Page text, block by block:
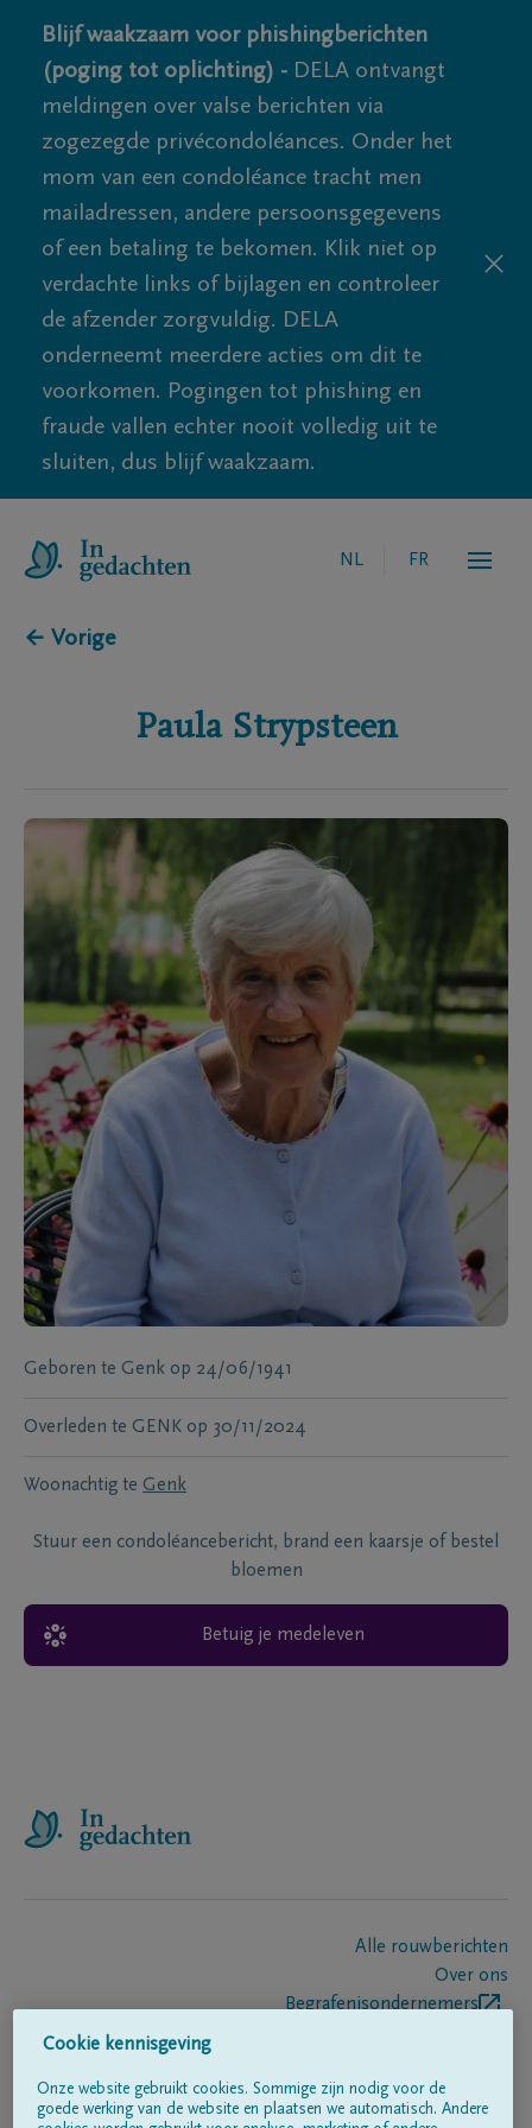
Blijf waakzaam voor phishingberichten
(poging tot oplichting) - DELA ontvangt
meldingen over valse berichten via
zogezegde privécondoléances. Onder het
mom van een condoléance tracht men
mailadressen, andere persoonsgegevens
of een betaling te bekomen. Klik niet op
verdachte links of bijlagen en controleer
de afzender zorgvuldig. DELA
onderneemt meerdere acties om dit te
voorkomen. Pogingen tot phishing en
fraude vallen echter nooit volledig uit te
sluiten, dus blijf waakzaam.
NL FR
← Vorige
Paula Strypsteen
Geboren te Genk op 24/06/1941
Overleden te GENK op 30/11/2024
Woonachtig te Genk
Stuur een condoléancebericht, brand een kaarsje of bestel
bloemen
Betuig je medeleven
Alle rouwberichten
Over ons
Begrafenisondernemers
Volg ons op
Cookie kennisgeving
Onze website gebruikt cookies. Sommige zijn nodig voor de
goede werking van de website en plaatsen we automatisch. Andere